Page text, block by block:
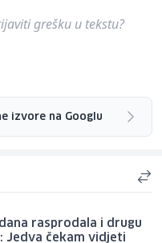
grešku u tekstu?
izvore na Googlu
rasprodala i drugu
Jedva čekam vidjeti